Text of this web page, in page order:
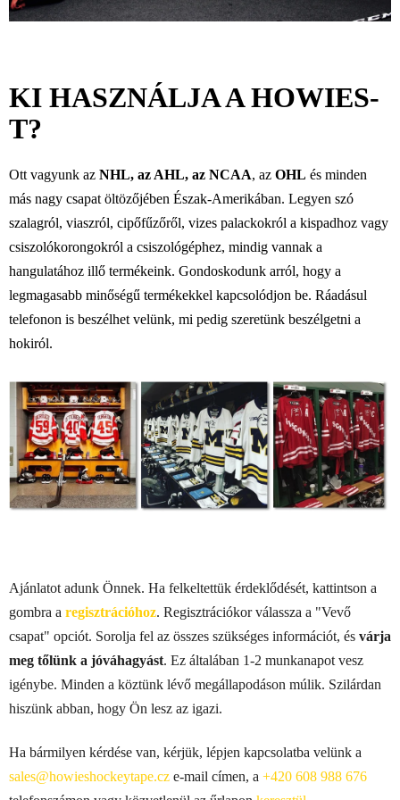
KI HASZNÁLJA A HOWIES-
T?
Ott vagyunk az NHL, az AHL, az NCAA, az OHL és minden
más nagy csapat öltözőjében Észak-Amerikában. Legyen szó
szalagról, viaszról, cipőfűzőről, vizes palackokról a kispadhoz vagy
csiszolókorongokról a csiszológéphez, mindig vannak a
hangulatához illő termékeink. Gondoskodunk arról, hogy a
legmagasabb minőségű termékekkel kapcsolódjon be. Ráadásul
telefonon is beszélhet velünk, mi pedig szeretünk beszélgetni a
hokiról.
Ajánlatot adunk Önnek. Ha felkeltettük érdeklődését, kattintson a
gombra a regisztrációhoz. Regisztrációkor válassza a "Vevő
csapat" opciót. Sorolja fel az összes szükséges információt, és várja
meg tőlünk a jóváhagyást. Ez általában 1-2 munkanapot vesz
igénybe. Minden a köztünk lévő megállapodáson múlik. Szilárdan
hiszünk abban, hogy Ön lesz az igazi.
Ha bármilyen kérdése van, kérjük, lépjen kapcsolatba velünk a
sales@howieshockeytape.cz e-mail címen, a +420 608 988 676